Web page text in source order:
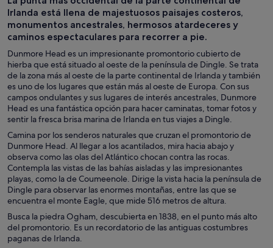
Irlanda está llena de majestuosos paisajes costeros,
monumentos ancestrales, hermosos atardeceres y
caminos espectaculares para recorrer a pie.
Dunmore Head es un impresionante promontorio cubierto de
hierba que está situado al oeste de la península de Dingle. Se trata
de la zona más al oeste de la parte continental de Irlanda y también
es uno de los lugares que están más al oeste de Europa. Con sus
campos ondulantes y sus lugares de interés ancestrales, Dunmore
Head es una fantástica opción para hacer caminatas, tomar fotos y
sentir la fresca brisa marina de Irlanda en tus viajes a Dingle.
Camina por los senderos naturales que cruzan el promontorio de
Dunmore Head. Al llegar a los acantilados, mira hacia abajo y
observa como las olas del Atlántico chocan contra las rocas.
Contempla las vistas de las bahías aisladas y las impresionantes
playas, como la de Coumeenole. Dirige la vista hacia la península de
Dingle para observar las enormes montañas, entre las que se
encuentra el monte Eagle, que mide 516 metros de altura.
Busca la piedra Ogham, descubierta en 1838, en el punto más alto
del promontorio. Es un recordatorio de las antiguas costumbres
paganas de Irlanda.